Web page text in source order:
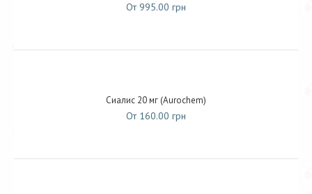
От 995.00 грн
Сиалис 20 мг (Aurochem)
От 160.00 грн